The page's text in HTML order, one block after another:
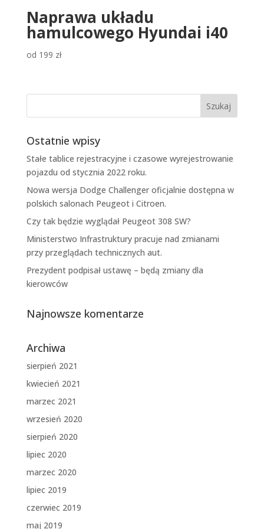
Naprawa układu
hamulcowego Hyundai i40
od 199 zł
Ostatnie wpisy
Stałe tablice rejestracyjne i czasowe wyrejestrowanie
pojazdu od stycznia 2022 roku.
Nowa wersja Dodge Challenger oficjalnie dostępna w
polskich salonach Peugeot i Citroen.
Czy tak będzie wyglądał Peugeot 308 SW?
Ministerstwo Infrastruktury pracuje nad zmianami
przy przeglądach technicznych aut.
Prezydent podpisał ustawę – będą zmiany dla
kierowców
Najnowsze komentarze
Archiwa
sierpień 2021
kwiecień 2021
marzec 2021
wrzesień 2020
sierpień 2020
lipiec 2020
marzec 2020
lipiec 2019
czerwiec 2019
maj 2019